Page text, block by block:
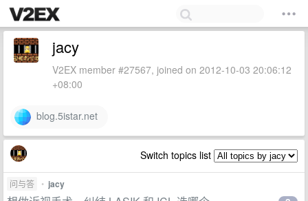
jacy
V2EX member #27567, joined on 2012-10-03 20:06:12
+08:00
blog.5istar.net
Switch topics list
问与答 • jacy